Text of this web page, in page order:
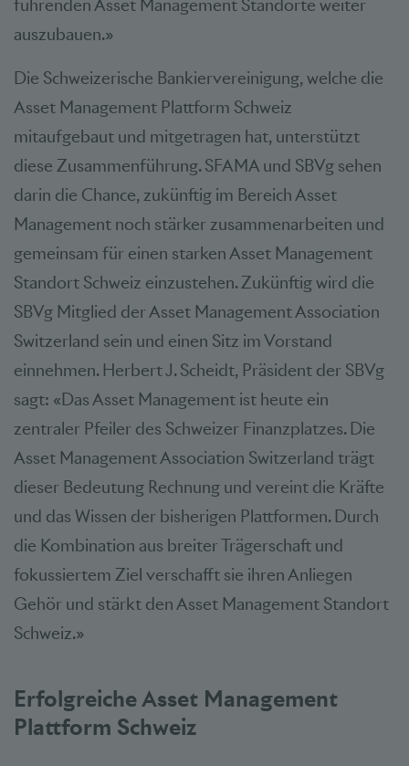
führenden Asset Management Standorte weiter
auszubauen.»
Die Schweizerische Bankiervereinigung, welche die
Asset Management Plattform Schweiz
mitaufgebaut und mitgetragen hat, unterstützt
diese Zusammenführung. SFAMA und SBVg sehen
darin die Chance, zukünftig im Bereich Asset
Management noch stärker zusammenarbeiten und
gemeinsam für einen starken Asset Management
Standort Schweiz einzustehen. Zukünftig wird die
SBVg Mitglied der Asset Management Association
Switzerland sein und einen Sitz im Vorstand
einnehmen. Herbert J. Scheidt, Präsident der SBVg
sagt: «Das Asset Management ist heute ein
zentraler Pfeiler des Schweizer Finanzplatzes. Die
Asset Management Association Switzerland trägt
dieser Bedeutung Rechnung und vereint die Kräfte
und das Wissen der bisherigen Plattformen. Durch
die Kombination aus breiter Trägerschaft und
fokussiertem Ziel verschafft sie ihren Anliegen
Gehör und stärkt den Asset Management Standort
Schweiz.»
Erfolgreiche Asset Management
Plattform Schweiz